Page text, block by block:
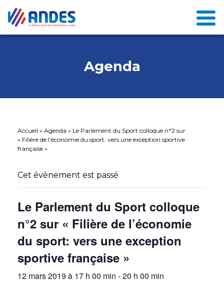
Agenda
Accueil » Agenda » Le Parlement du Sport colloque n°2 sur
« Filière de l’économie du sport: vers une exception sportive
française »
Cet évènement est passé
Le Parlement du Sport colloque
n°2 sur « Filière de l’économie
du sport: vers une exception
sportive française »
12 mars 2019 à 17 h 00 min -20 h 00 min